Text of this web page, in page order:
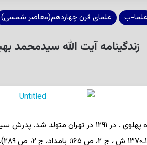
علما-ب علمای قرن چهاردهم(معاصر شمسی)
زندگینامه آیت الله سیدمحمد بهبهانی
مجتهد پرنفوذ تهران و از فعّالان اجتماعی ـ